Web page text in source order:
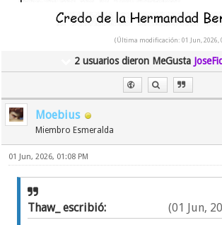
(Última modificación: 01 Jun, 2026,
2 usuarios dieron MeGusta
Moebius
Miembro Esmeralda
01 Jun, 2026, 01:08 PM
(01 Jun,
Thaw_ escribió: